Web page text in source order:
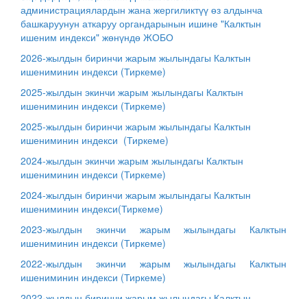
администрациялардын жана жергиликтүү өз алдынча
башкаруунун аткаруу органдарынын ишине "Калктын
ишеним индекси" жөнүндө ЖОБО
2026-жылдын биринчи жарым жылындагы Калктын
ишениминин индекси (Тиркеме)
2025-жылдын экинчи жарым жылындагы Калктын
ишениминин индекси (Тиркеме)
2025-жылдын биринчи жарым жылындагы Калктын
ишениминин индекси (Тиркеме)
2024-жылдын экинчи жарым жылындагы Калктын
ишениминин индекси (Тиркеме)
2024-жылдын биринчи жарым жылындагы Калктын
ишениминин индекси(Тиркеме)
2023-жылдын экинчи жарым жылындагы Калктын
ишениминин индекси (Тиркеме)
2022-жылдын экинчи жарым жылындагы Калктын
ишениминин индекси (Тиркеме)